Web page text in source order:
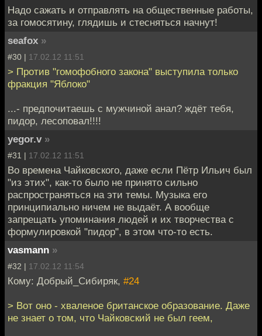
Надо сажать и отправлять на общественные работы,
за гомосятину, глядишь и стесняться начнут!
seafox »
#30 | 17.02.12 11:51
> Против "гомофобного закона" выступила только
фракция "Яблоко"
...- предпочитаешь с мужчиной анал? ждёт тебя,
пидор, лесоповал!!!!
yegor.v »
#31 | 17.02.12 11:51
Во времена Чайковского, даже если Пётр Ильич был
"из этих", как-то было не принято сильно
распространяться на эти темы. Музыка его
принципиально ничем не выдаёт. А вообще
запрещать упоминания людей и их творчества с
формулировкой "пидор", в этом что-то есть.
vasmann »
#32 | 17.02.12 11:54
Кому: Добрый_Сибиряк, #24
> Вот оно - хваленое британское образование. Даже
не знает о том, что Чайковский не был геем,